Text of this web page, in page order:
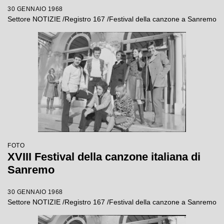
30 GENNAIO 1968
Settore NOTIZIE /Registro 167 /Festival della canzone a Sanremo
FOTO
XVIII Festival della canzone italiana di
Sanremo
30 GENNAIO 1968
Settore NOTIZIE /Registro 167 /Festival della canzone a Sanremo